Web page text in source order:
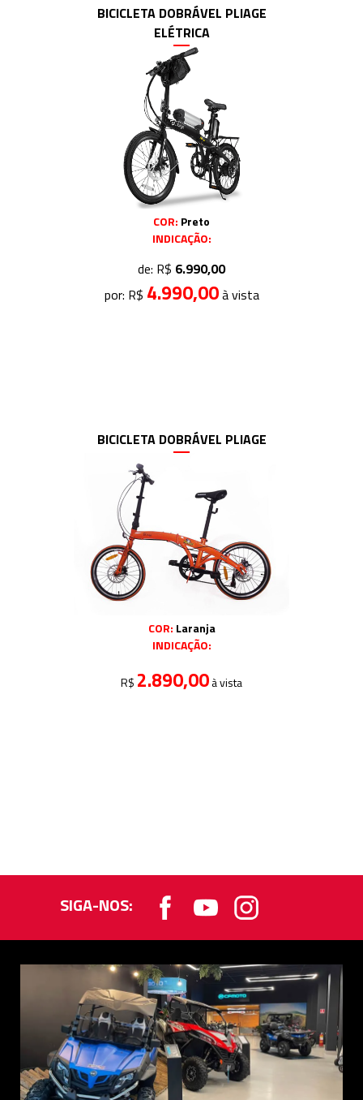
BICICLETA DOBRÁVEL PLIAGE
ELÉTRICA
COR: Preto
INDICAÇÃO:
de: R$ 6.990,00
por: R$ 4.990,00à vista
BICICLETA DOBRÁVEL PLIAGE
COR: Laranja
INDICAÇÃO:
R$ 2.890,00à vista
SIGA-NOS: